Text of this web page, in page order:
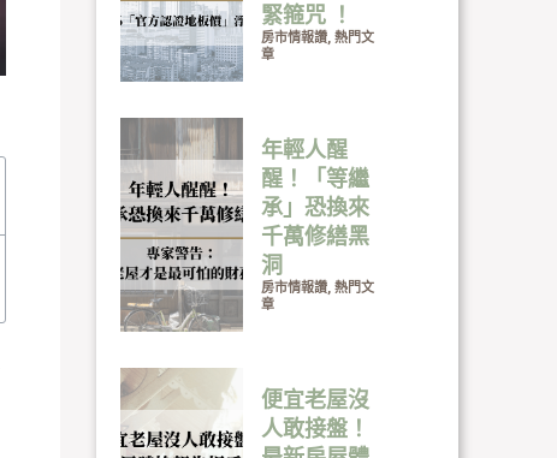
緊箍咒 ！
房市情報讚,熱門文
章
年輕人醒
醒！「等繼
承」恐換來
千萬修繕黑
洞
房市情報讚,熱門文
章
便宜老屋沒
人敢接盤！